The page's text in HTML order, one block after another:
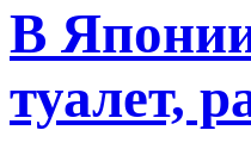
В
туалет,